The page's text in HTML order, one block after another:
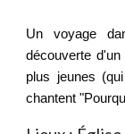
Un voyage
découverte
plus jeunes
chantent